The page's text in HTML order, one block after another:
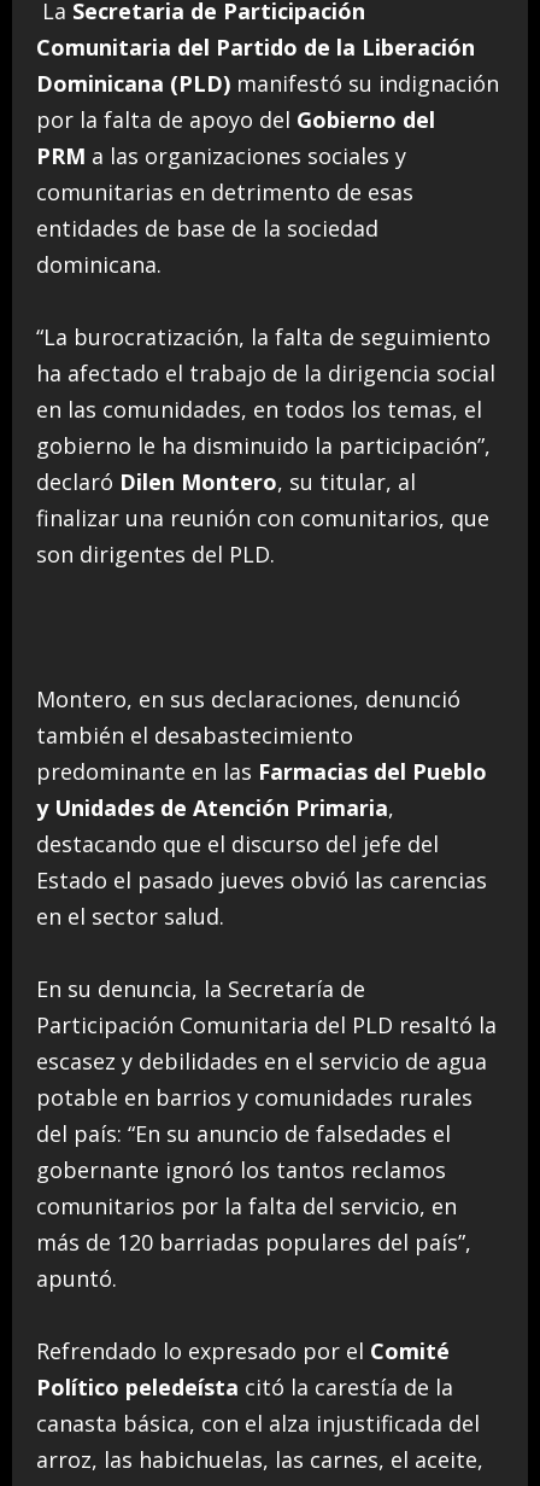
La Secretaria de Participación
Comunitaria del Partido de la Liberación
Dominicana (PLD) manifestó su indignación
por la falta de apoyo del Gobierno del
PRM a las organizaciones sociales y
comunitarias en detrimento de esas
entidades de base de la sociedad
dominicana.
“La burocratización, la falta de seguimiento
ha afectado el trabajo de la dirigencia social
en las comunidades, en todos los temas, el
gobierno le ha disminuido la participación”,
declaró Dilen Montero, su titular, al
finalizar una reunión con comunitarios, que
son dirigentes del PLD.
Montero, en sus declaraciones, denunció
también el desabastecimiento
predominante en las Farmacias del Pueblo
y Unidades de Atención Primaria,
destacando que el discurso del jefe del
Estado el pasado jueves obvió las carencias
en el sector salud.
En su denuncia, la Secretaría de
Participación Comunitaria del PLD resaltó la
escasez y debilidades en el servicio de agua
potable en barrios y comunidades rurales
del país: “En su anuncio de falsedades el
gobernante ignoró los tantos reclamos
comunitarios por la falta del servicio, en
más de 120 barriadas populares del país”,
apuntó.
Refrendado lo expresado por el Comité
Político peledeísta citó la carestía de la
canasta básica, con el alza injustificada del
arroz, las habichuelas, las carnes, el aceite,